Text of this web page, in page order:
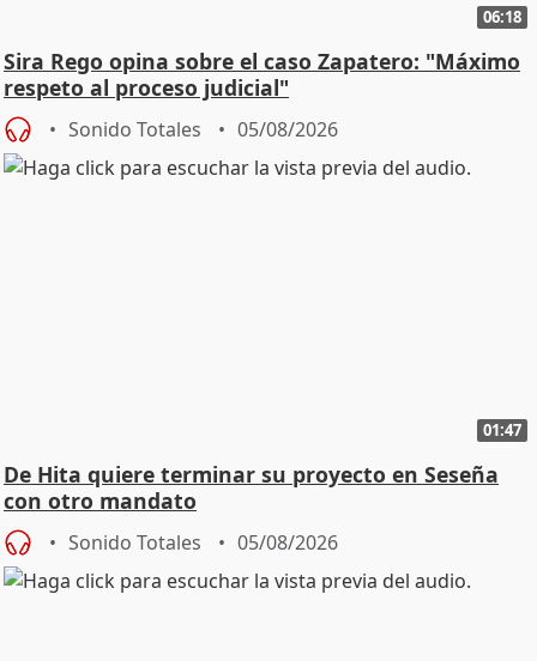
06:18
Sira Rego opina sobre el caso Zapatero: "Máximo
respeto al proceso judicial"
Sonido Totales 05/08/2026
01:47
De Hita quiere terminar su proyecto en Seseña
con otro mandato
Sonido Totales 05/08/2026